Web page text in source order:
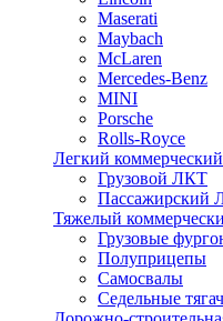
Maserati
Maybach
McLaren
Mercedes-Benz
MINI
Porsche
Rolls-Royce
Легкий
Грузовой ЛКТ
Пассажирский
Тяжелый
Грузовые
Полуприцепы
Самосвалы
Седельные